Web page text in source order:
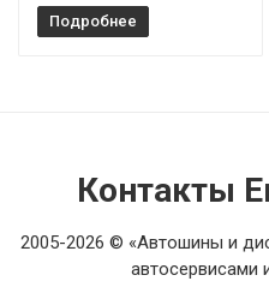
Подробнее
Контакты
2005-2026 © «Автошины и